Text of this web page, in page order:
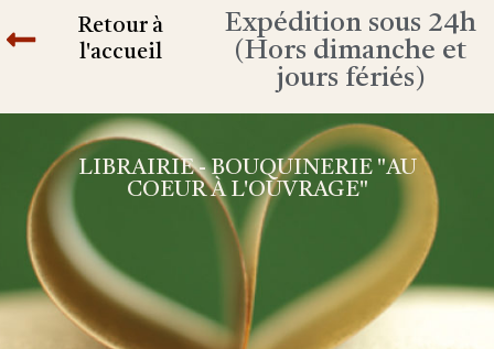
Retour à
l'accueil
Expédition sous 24h
(Hors dimanche et
jours fériés)
LIBRAIRIE - BOUQUINERIE "AU
COEUR À L'OUVRAGE"